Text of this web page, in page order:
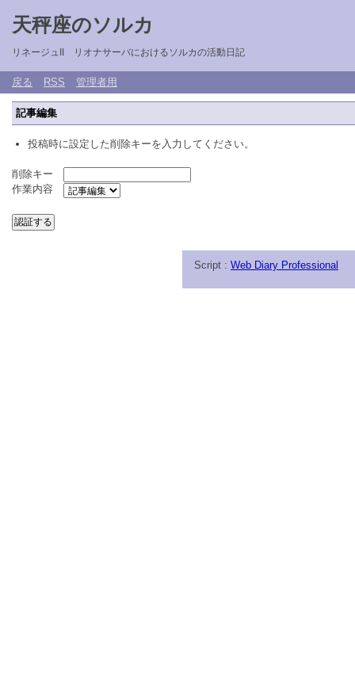
天秤座のソルカ
リネージュII リオナサーバにおけるソルカの活動日記
戻る RSS 管理者用
記事編集
投稿時に設定した削除キーを入力してください。
削除キー
作業内容
Script : Web Diary Professional